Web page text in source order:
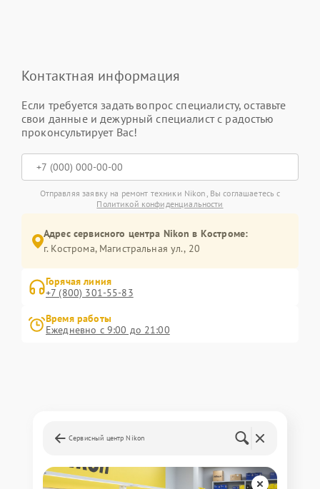
Контактная информация
Если требуется задать вопрос специалисту, оставьте
свои данные и дежурный специалист с радостью
проконсультирует Вас!
Отправляя заявку на ремонт техники Nikon, Вы соглашаетесь с
Политикой конфиденциальности
Адрес сервисного центра Nikon в Костроме:
г. Кострома, Магистральная ул., 20
Горячая линия
+7 (800) 301-55-83
Время работы
Ежедневно с 9:00 до 21:00
Сервисный центр Nikon